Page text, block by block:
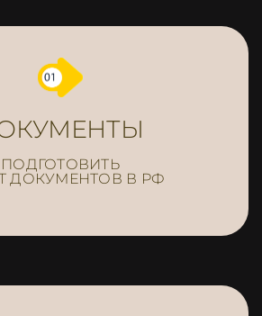
ПОДГОТОВИТЬ
ДОКУМЕНТОВ В РФ